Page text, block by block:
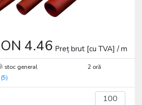
4.46 Preț brut [cu TVA] / m
stoc general
2 oră